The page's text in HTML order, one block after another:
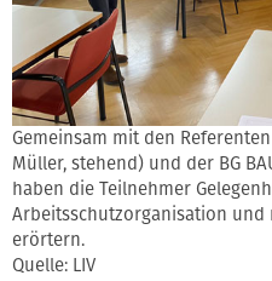
Gemeinsam mit den
Müller, stehend) und der BG
haben die Teilnehmer
Arbeitsschutzorganisation und
erörtern.
Quelle: LIV